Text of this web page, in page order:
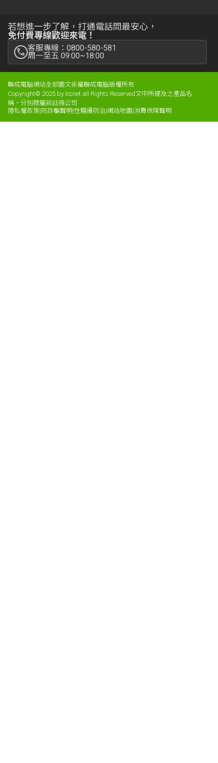
若想進一步了解，打通電話問最安心，
免付費專線歡迎來電！
客服專線：0800-580-581
周一至五 09:00~18:00
聯成電腦網站全部圖文係屬聯成電腦版權所有
Copyright© 2025 by lccnet.all Rights Reserved文中所提及之產品名
稱，分別隸屬該註冊公司
隱私權政策|防詐騙聲明|性騷擾防治|網站地圖 |消費保障聲明